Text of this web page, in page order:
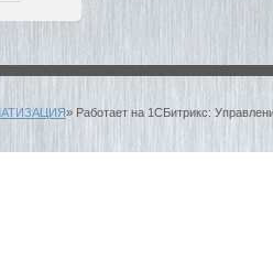
» Работает на 1СБитрикс: